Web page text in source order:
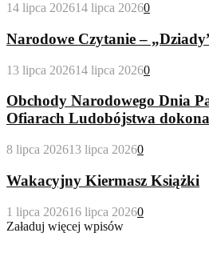
14 lipca 202614 lipca 20260
Narodowe Czytanie –
13 lipca 202614 lipca 20260
Obchody Narodowego Dnia
Ofiarach Ludobójstwa
8 lipca 202613 lipca 20260
Wakacyjny Kiermasz Książki
1 lipca 202616 lipca 20260
Załaduj więcej wpisów